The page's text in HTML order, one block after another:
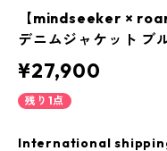
【mindseeker ×
デニムジャケット ブ
¥27,900
残り1点
International